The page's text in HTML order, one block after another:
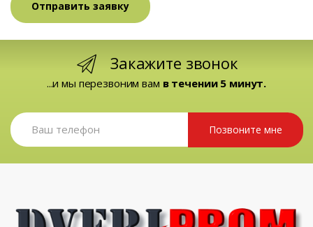
Закажите звонок
...и мы перезвоним вам в течении 5 минут.
Позвоните мне